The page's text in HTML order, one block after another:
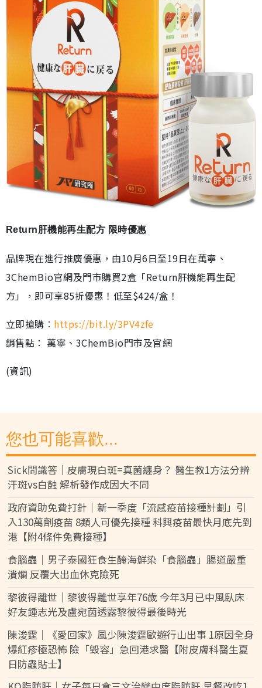
Return肝機能再生配方 限時優惠
品牌現在進行推廣優惠，由10月6日至19日在萬寧、
3ChemBio官網及門市購買2盒「Return肝機能再生配
方」，即可享85折優惠！低至$424/盒！
立即搶購︰ https://bit.ly/3PV4zfe
銷售點： 萬寧、3ChemBio門市及官網
(資訊)
您也可能喜歡...
Sick問識答｜皮膚現白斑=真菌纏身？ 醫生教1方法分辨
汗斑vs白蝕 解析發作成因大不同
政府資助免費打針｜新一季度「流感疫苗接種計劃」引
入130萬劑疫苗 8類人可優先接種 科興疫苗最快月底先到
港【附4條件免費接種】
食腦蟲｜男子泰國狂食生醃海鮮染「食腦蟲」腸道嚴重
潰爛 反覆大出血休克險死
黎彼得離世｜黎彼得離世享年76歲 今年3月已中風臥床
好友鍾志光及盧宛茵透露黎彼得最後時光
陳浚霆｜《愛回家》風少陳浚霆歐遊行山出事 1原因全身
爆紅疹極恐怖 險「毀容」急回港求醫【附皮膚科醫生夏
日防蟲貼士】